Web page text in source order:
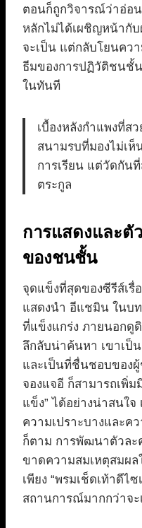
ตอนก็ถูกวิจารณ์ว่าอ่อ
หลักไม่ได้เผชิญหน้ากับ
จะเป็น แต่กลับโยนคว
ธีมของการปฏิวัติชนชั้
ในทันที
เบื้องหลังกำแพงที่ส
สนามรบที่มองไม่เ
การเรียน แต่วัดกัน
ตระกูล
การแสดงและตั
ของชนชั้น
จุดแข็งที่สุดของซีรีส์เรื่
แสดงนำ อีแชมิน ในบ
ที่แข็งแกร่ง ภายนอกดู
ลึกลับน่าค้นหา เขาเป็
และเป็นที่ชื่นชอบของ
จองแจอี ก็สามารถเพิ่
แข็ง” ได้อย่างน่าสนใ
ความเปราะบางและค
ก็ตาม การพัฒนาตัวละ
ขาดความสมเหตุสมผล
เพียง “พรมเช็ดเท้าดีไ
สถานการณ์มากกว่าจะ